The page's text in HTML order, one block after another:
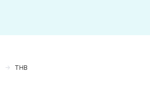
THB